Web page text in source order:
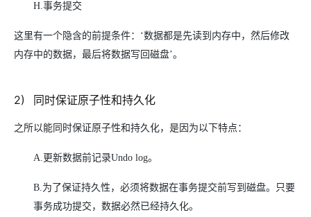
H.事务提交
这里有一个隐含的前提条件：‘数据都是先读到内存中，然后修改
内存中的数据，最后将数据写回磁盘’。
2) 同时保证原子性和持久化
之所以能同时保证原子性和持久化，是因为以下特点：
A. 更新数据前记录Undo log。
B.为了保证持久性，必须将数据在事务提交前写到磁盘。只要
事务成功提交，数据必然已经持久化。